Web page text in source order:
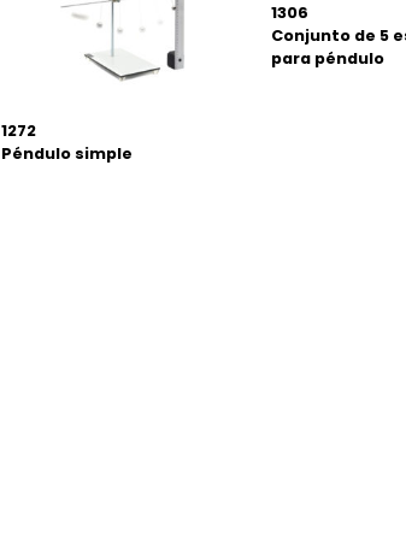
1272
Péndulo simple
1306
Conjunto de 5
para péndulo